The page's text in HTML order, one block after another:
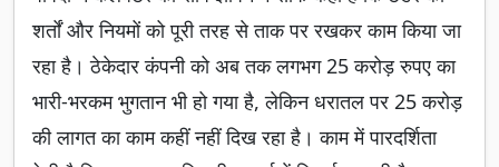
शर्तों और नियमों को पूरी तरह से ताक पर रखकर काम किया जा
रहा है। ठेकेदार कंपनी को अब तक लगभग 25 करोड़ रुपए का
भारी-भरकम भुगतान भी हो गया है, लेकिन धरातल पर 25 करोड़
की लागत का काम कहीं नहीं दिख रहा है। काम में पारदर्शिता